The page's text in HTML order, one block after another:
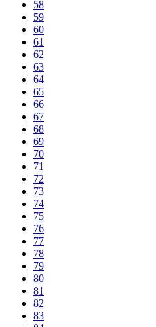
58
59
60
61
62
63
64
65
66
67
68
69
70
71
72
73
74
75
76
77
78
79
80
81
82
83